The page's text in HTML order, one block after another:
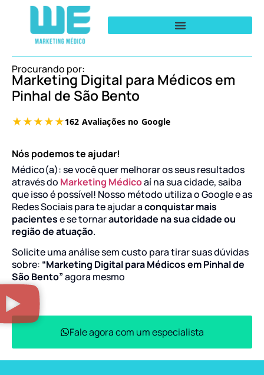
Procurando por:
Marketing Digital para Médicos em
Pinhal de São Bento
Nós podemos te ajudar!
Médico(a): se você quer melhorar os seus resultados
através do Marketing Médicoaí na sua cidade, saiba
que isso é possível! Nosso método utiliza o Google e as
Redes Sociais para te ajudar aconquistar mais
pacientese se tornarautoridade na sua cidade ou
região de atuação.
Solicite uma análise sem custo para tirar suas dúvidas
sobre: “Marketing Digital para Médicos em Pinhal de
São Bento”agora mesmo
Fale agora com um especialista